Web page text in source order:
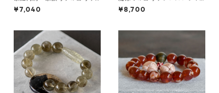
ブレスレット「祝り」 水晶 翡
翠 クンツァイト
¥7,040
「祝り」 ガーデンクォーツ ベ
トナム産桜瑪瑙 レオパードス
¥8,700